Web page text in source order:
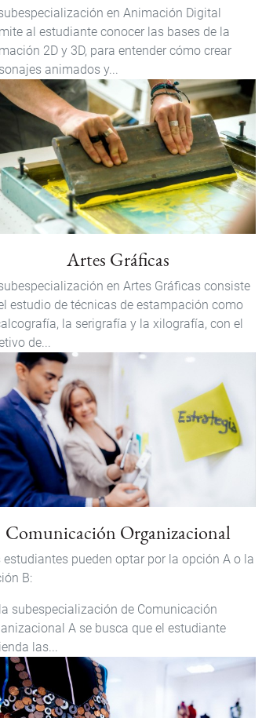
en Animación Digital
al estudiante conocer las bases de la
2D y 3D, para entender cómo crear
animados y...
Artes Gráficas
en Artes Gráficas consiste
estudio de técnicas de estampación como
la serigrafía y la xilografía, con el
de...
Comunicación Organizacional
estudiantes pueden optar por la opción A o la
B:
subespecialización de Comunicación
A se busca que el estudiante
las...